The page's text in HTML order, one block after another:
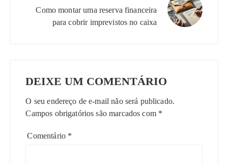
Como montar uma reserva financeira
para cobrir imprevistos no caixa
DEIXE UM COMENTÁRIO
O seu endereço de e-mail não será publicado.
Campos obrigatórios são marcados com *
Comentário *